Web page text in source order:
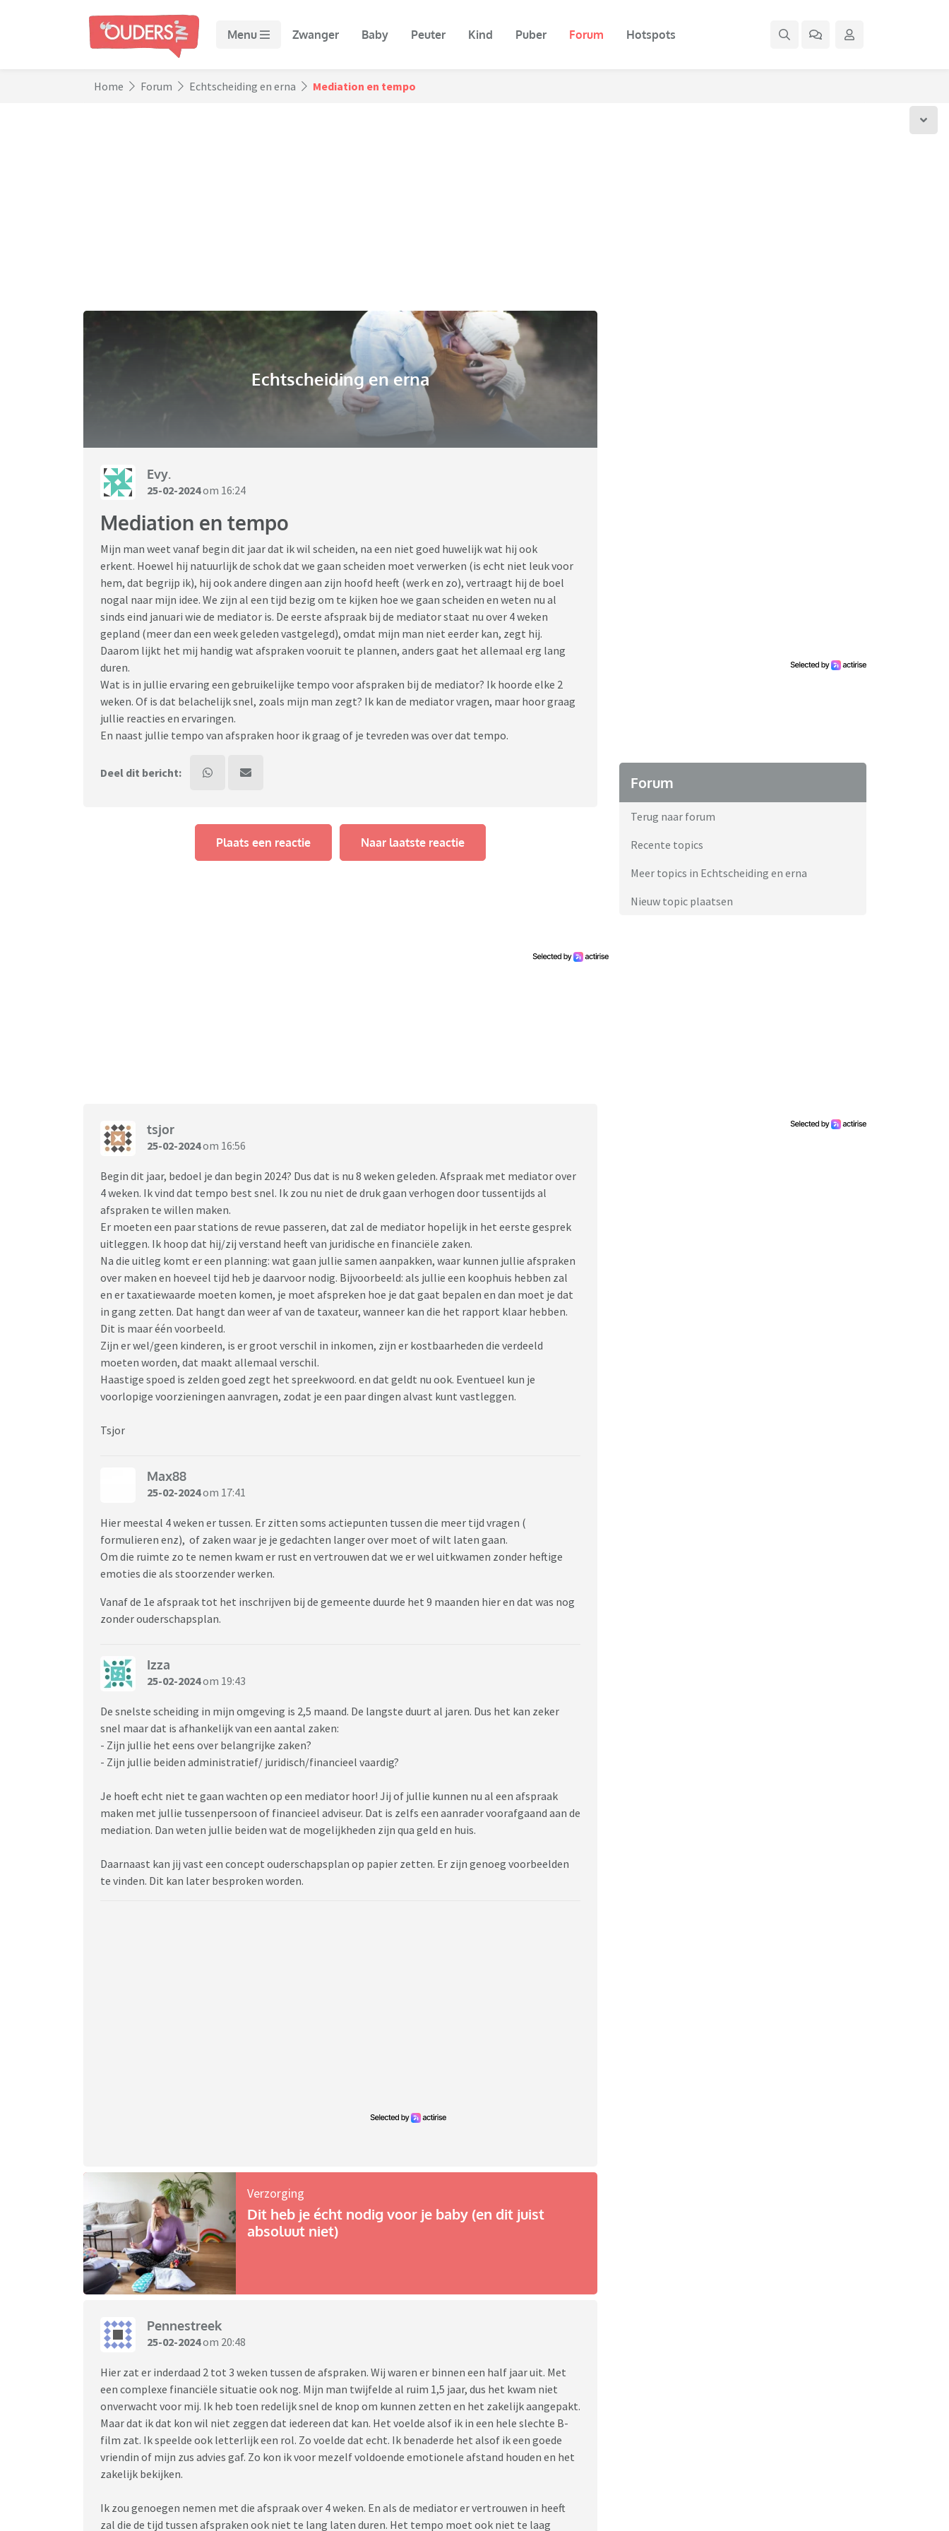
Menu Zwanger Baby Peuter Kind Puber Forum Hotspots
Home Forum Echtscheiding en erna Mediation en tempo
Echtscheiding en erna
Evy.
25-02-2024om 16:24
Mediation en tempo
Mijn man weet vanaf begin dit jaar dat ik wil scheiden, na een niet goed huwelijk wat hij ook
erkent. Hoewel hij natuurlijk de schok dat we gaan scheiden moet verwerken (is echt niet leuk voor
hem, dat begrijp ik), hij ook andere dingen aan zijn hoofd heeft (werk en zo), vertraagt hij de boel
nogal naar mijn idee. We zijn al een tijd bezig om te kijken hoe we gaan scheiden en weten nu al
sinds eind januari wie de mediator is. De eerste afspraak bij de mediator staat nu over 4 weken
gepland (meer dan een week geleden vastgelegd), omdat mijn man niet eerder kan, zegt hij.
Daarom lijkt het mij handig wat afspraken vooruit te plannen, anders gaat het allemaal erg lang
duren.
Wat is in jullie ervaring een gebruikelijke tempo voor afspraken bij de mediator? Ik hoorde elke 2
weken. Of is dat belachelijk snel, zoals mijn man zegt? Ik kan de mediator vragen, maar hoor graag
jullie reacties en ervaringen.
En naast jullie tempo van afspraken hoor ik graag of je tevreden was over dat tempo.
Deel dit bericht:
Plaats een reactie Naar laatste reactie
tsjor
25-02-2024om 16:56
Begin dit jaar, bedoel je dan begin 2024? Dus dat is nu 8 weken geleden. Afspraak met mediator over
4 weken. Ik vind dat tempo best snel. Ik zou nu niet de druk gaan verhogen door tussentijds al
afspraken te willen maken.
Er moeten een paar stations de revue passeren, dat zal de mediator hopelijk in het eerste gesprek
uitleggen. Ik hoop dat hij/zij verstand heeft van juridische en financiële zaken.
Na die uitleg komt er een planning: wat gaan jullie samen aanpakken, waar kunnen jullie afspraken
over maken en hoeveel tijd heb je daarvoor nodig. Bijvoorbeeld: als jullie een koophuis hebben zal
en er taxatiewaarde moeten komen, je moet afspreken hoe je dat gaat bepalen en dan moet je dat
in gang zetten. Dat hangt dan weer af van de taxateur, wanneer kan die het rapport klaar hebben.
Dit is maar één voorbeeld.
Zijn er wel/geen kinderen, is er groot verschil in inkomen, zijn er kostbaarheden die verdeeld
moeten worden, dat maakt allemaal verschil.
Haastige spoed is zelden goed zegt het spreekwoord. en dat geldt nu ook. Eventueel kun je
voorlopige voorzieningen aanvragen, zodat je een paar dingen alvast kunt vastleggen.
Tsjor
Max88
25-02-2024om 17:41
Hier meestal 4 weken er tussen. Er zitten soms actiepunten tussen die meer tijd vragen (
formulieren enz), of zaken waar je je gedachten langer over moet of wilt laten gaan.
Om die ruimte zo te nemen kwam er rust en vertrouwen dat we er wel uitkwamen zonder heftige
emoties die als stoorzender werken.
Vanaf de 1e afspraak tot het inschrijven bij de gemeente duurde het 9 maanden hier en dat was nog
zonder ouderschapsplan.
Izza
25-02-2024om 19:43
De snelste scheiding in mijn omgeving is 2,5 maand. De langste duurt al jaren. Dus het kan zeker
snel maar dat is afhankelijk van een aantal zaken:
- Zijn jullie het eens over belangrijke zaken?
- Zijn jullie beiden administratief/ juridisch/financieel vaardig?
Je hoeft echt niet te gaan wachten op een mediator hoor! Jij of jullie kunnen nu al een afspraak
maken met jullie tussenpersoon of financieel adviseur. Dat is zelfs een aanrader voorafgaand aan de
mediation. Dan weten jullie beiden wat de mogelijkheden zijn qua geld en huis.
Daarnaast kan jij vast een concept ouderschapsplan op papier zetten. Er zijn genoeg voorbeelden
te vinden. Dit kan later besproken worden.
Verzorging
Dit heb je écht nodig voor je baby (en dit juist
absoluut niet)
Pennestreek
25-02-2024om 20:48
Hier zat er inderdaad 2 tot 3 weken tussen de afspraken. Wij waren er binnen een half jaar uit. Met
een complexe financiële situatie ook nog. Mijn man twijfelde al ruim 1,5 jaar, dus het kwam niet
onverwacht voor mij. Ik heb toen redelijk snel de knop om kunnen zetten en het zakelijk aangepakt.
Maar dat ik dat kon wil niet zeggen dat iedereen dat kan. Het voelde alsof ik in een hele slechte B-
film zat. Ik speelde ook letterlijk een rol. Zo voelde dat echt. Ik benaderde het alsof ik een goede
vriendin of mijn zus advies gaf. Zo kon ik voor mezelf voldoende emotionele afstand houden en het
zakelijk bekijken.
Ik zou genoegen nemen met die afspraak over 4 weken. En als de mediator er vertrouwen in heeft
zal die de tijd tussen afspraken ook niet te lang laten duren. Het tempo moet ook niet te laag
Forum
Terug naar forum
Recente topics
Meer topics in Echtscheiding en erna
Nieuw topic plaatsen